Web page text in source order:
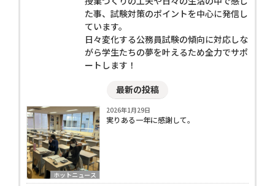
た事、試験対策のポイントを中心に発信し
ています。
日々変化する公務員試験の傾向に対応しな
がら学生たちの夢を叶えるため全力でサポ
ートします！
最新の投稿
ホットニュース
2026年1月29日
実りある一年に感謝して。